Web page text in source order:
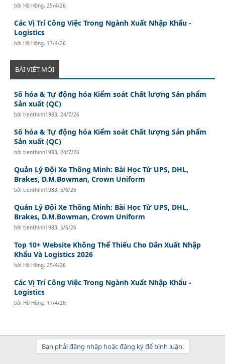
bởi Hồ Hồng, 25/4/26
Các Vị Trí Công Việc Trong Ngành Xuất Nhập Khẩu -
Logistics
bởi Hồ Hồng, 17/4/26
BÀI VIẾT MỚI
Số hóa & Tự động hóa Kiểm soát Chất lượng Sản phẩm
Sản xuất (QC)
bởitienthinh1983, 24/7/26
Số hóa & Tự động hóa Kiểm soát Chất lượng Sản phẩm
Sản xuất (QC)
bởitienthinh1983, 24/7/26
Quản Lý Đội Xe Thông Minh: Bài Học Từ UPS, DHL,
Brakes, D.M.Bowman, Crown Uniform
bởitienthinh1983, 5/6/26
Quản Lý Đội Xe Thông Minh: Bài Học Từ UPS, DHL,
Brakes, D.M.Bowman, Crown Uniform
bởitienthinh1983, 5/6/26
Top 10+ Website Không Thể Thiếu Cho Dân Xuất Nhập
Khẩu Và Logistics 2026
bởi Hồ Hồng, 25/4/26
Các Vị Trí Công Việc Trong Ngành Xuất Nhập Khẩu -
Logistics
bởi Hồ Hồng, 17/4/26
Bạn phải đăng nhập hoặc đăng ký để bình luận.